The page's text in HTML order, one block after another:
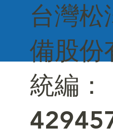
台灣松
備股份
統編：